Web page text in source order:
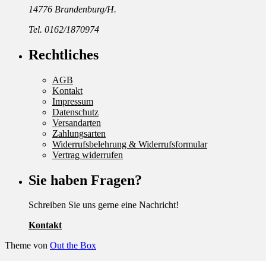
14776 Brandenburg/H.
Tel. 0162/1870974
Rechtliches
AGB
Kontakt
Impressum
Datenschutz
Versandarten
Zahlungsarten
Widerrufsbelehrung & Widerrufsformular
Vertrag widerrufen
Sie haben Fragen?
Schreiben Sie uns gerne eine Nachricht!
Kontakt
Theme von Out the Box